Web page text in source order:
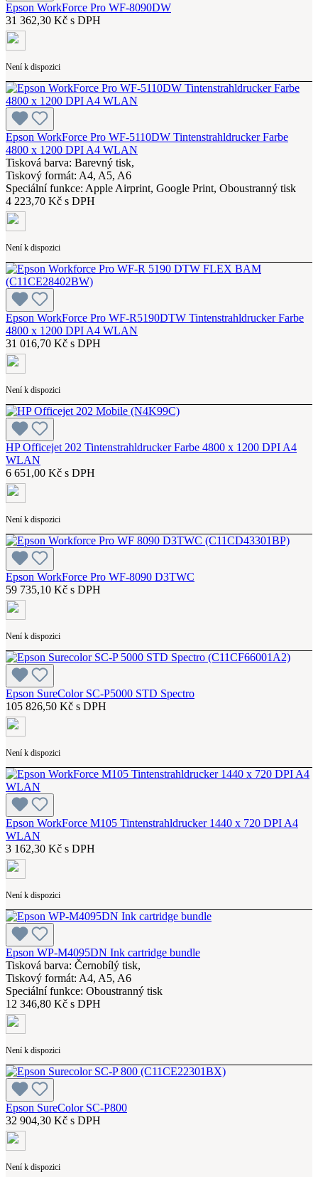
Epson WorkForce Pro WF-8090DW
31 362,30 Kč s DPH
Není k dispozici
Epson WorkForce Pro WF-5110DW Tintenstrahldrucker Farbe
4800 x 1200 DPI A4 WLAN
Tisková barva: Barevný tisk,
Tiskový formát: A4, A5, A6
Speciální funkce: Apple Airprint, Google Print, Oboustranný tisk
4 223,70 Kč s DPH
Není k dispozici
Epson WorkForce Pro WF-R5190DTW Tintenstrahldrucker Farbe
4800 x 1200 DPI A4 WLAN
31 016,70 Kč s DPH
Není k dispozici
HP Officejet 202 Tintenstrahldrucker Farbe 4800 x 1200 DPI A4
WLAN
6 651,00 Kč s DPH
Není k dispozici
Epson WorkForce Pro WF-8090 D3TWC
59 735,10 Kč s DPH
Není k dispozici
Epson SureColor SC-P5000 STD Spectro
105 826,50 Kč s DPH
Není k dispozici
Epson WorkForce M105 Tintenstrahldrucker 1440 x 720 DPI A4
WLAN
3 162,30 Kč s DPH
Není k dispozici
Epson WP-M4095DN Ink cartridge bundle
Tisková barva: Černobílý tisk,
Tiskový formát: A4, A5, A6
Speciální funkce: Oboustranný tisk
12 346,80 Kč s DPH
Není k dispozici
Epson SureColor SC-P800
32 904,30 Kč s DPH
Není k dispozici